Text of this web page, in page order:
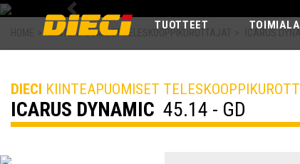
TUOTTEET TOIMIALA
Previous
KIINTEAPUOMISET TELESKOOPPIKUROTTAJAT
DIECI KIINTEAPUOMISET
ICARUS DYNAMIC 45.14 - GD